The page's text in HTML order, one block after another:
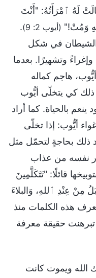
لَهُ ٱمْرَأَتُهُ: "أَنْتَ
وَمُتْ!" (أيوب 2: 9)
.
الشيطان في شكل
وتشهيرًا. بعدما
هاجم كماله
ذلك كي يتخلّى أيُّوب
بالحياة. كما أراد
أيُّوب: إذا تخلّى
ذلك بحاجةٍ لتحمّل مثل
نفسه من عذاب
قائلًا: "تَتَكَلَّمِينَ
مِنْ عِنْدِ ٱللهِ، وَالبلاءَ
هذه الكلمات منذ
حقيقة معرفة
الله ويموت كانت